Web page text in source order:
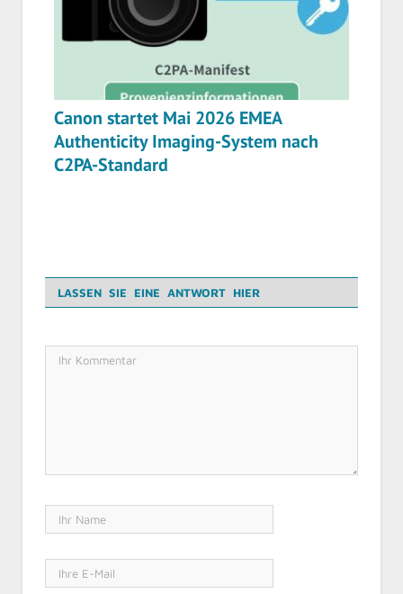
Canon startet Mai 2026 EMEA
Authenticity Imaging-System nach
C2PA-Standard
LASSEN SIE EINE ANTWORT HIER